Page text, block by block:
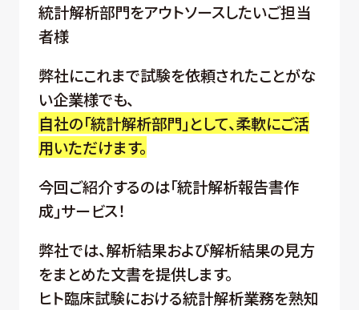
統計解析部門をアウトソースしたいご担当
者様
弊社にこれまで試験を依頼されたことがな
い企業様でも、
自社の「統計解析部門」として、柔軟にご活
用いただけます。
今回ご紹介するのは「統計解析報告書作
成」サービス！
弊社では、解析結果および解析結果の見方
をまとめた文書を提供します。
ヒト臨床試験における統計解析業務を熟知